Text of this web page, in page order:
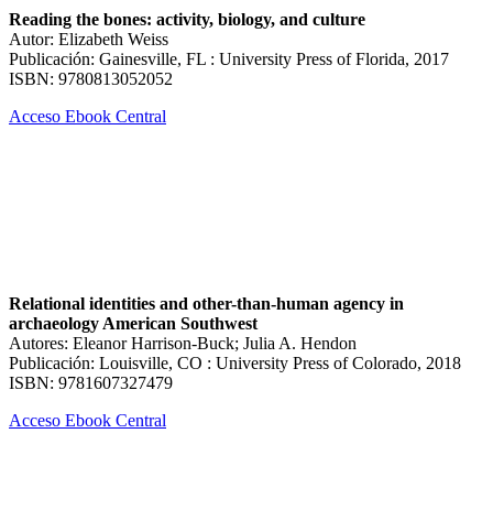
Reading the bones: activity, biology, and culture
Autor: Elizabeth Weiss
Publicación: Gainesville, FL : University Press of Florida, 2017
ISBN: 9780813052052
Acceso Ebook Central
Relational identities and other-than-human agency in
archaeology American Southwest
Autores: Eleanor Harrison-Buck; Julia A. Hendon
Publicación: Louisville, CO : University Press of Colorado, 2018
ISBN: 9781607327479
Acceso Ebook Central